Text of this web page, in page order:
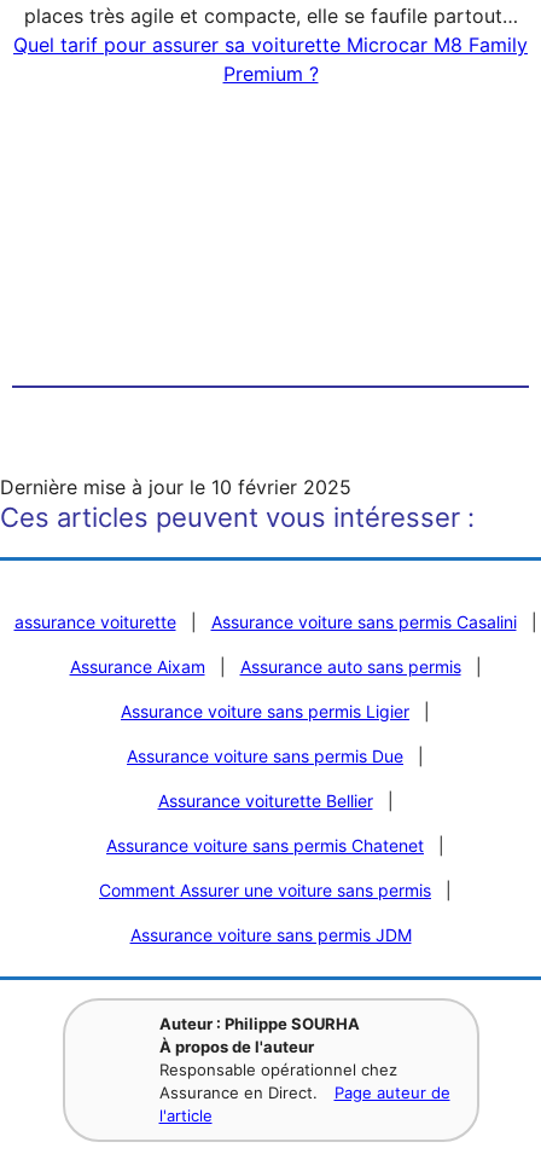
places très agile et compacte, elle se faufile partout…
Quel tarif pour assurer sa voiturette Microcar M8 Family
Premium ?
Dernière mise à jour le 10 février 2025
Ces articles peuvent vous intéresser :
assurance voiturette Assurance voiture sans permis Casalini
Assurance Aixam Assurance auto sans permis
Assurance voiture sans permis Ligier
Assurance voiture sans permis Due
Assurance voiturette Bellier
Assurance voiture sans permis Chatenet
Comment Assurer une voiture sans permis
Assurance voiture sans permis JDM
Auteur : Philippe SOURHA
À propos de l'auteur
Responsable opérationnel chez
Assurance en Direct.
Page auteur de
l'article